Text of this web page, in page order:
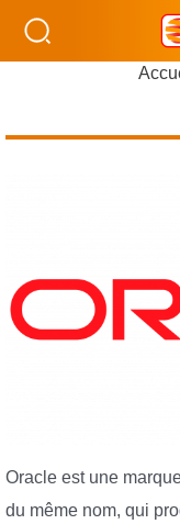
Oracle est une
du même nom, qui